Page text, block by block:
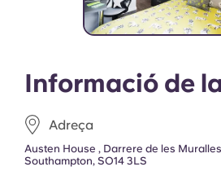
Informació de
Adreça
Austen House , Darrere de les
Southampton, SO14 3LS